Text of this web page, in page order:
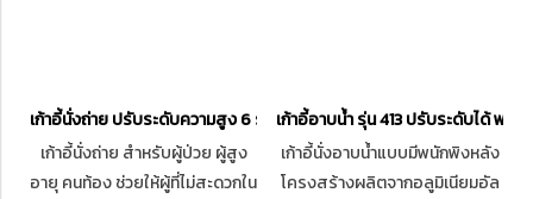
เก้าอี้นั่งถ่าย ปรับระดับความสูง 6 ระดับ ไม่มีล้อ
เก้าอี้นั่งถ่าย สำหรับผู้ป่วย ผู้สูง
อายุ คนท้อง ช่วยให้ผู้ที่ไม่สะดวกใน
เก้าอี้อาบน้ำ รุ่น 413 ปรับระดับได้ พร้
เก้าอี้นั่งอาบน้ำแบบมีพนักพิงหลัง
โครงสร้างผลิตจากอลูมิเนียมอัล